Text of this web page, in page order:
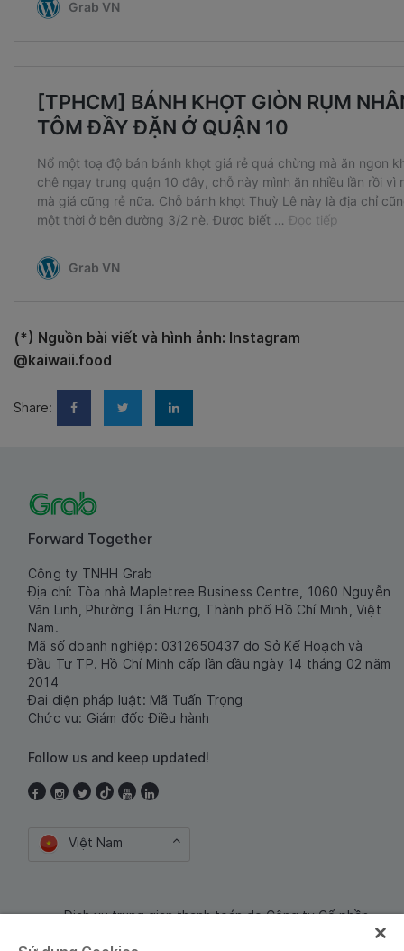
(*) Nguồn bài viết và hình ảnh: Instagram
@kaiwaii.food
Share:
Forward Together
Công ty TNHH Grab
Địa chỉ: Tòa nhà Mapletree Business Centre, 1060 Nguyễn
Văn Linh, Phường Tân Hưng, Thành phố Hồ Chí Minh, Việt
Nam.
Mã số doanh nghiệp: 0312650437 do Sở Kế Hoạch và
Đầu Tư TP. Hồ Chí Minh cấp lần đầu ngày 14 tháng 02 năm
2014
Đại diện pháp luật: Mã Tuấn Trọng
Chức vụ: Giám đốc Điều hành
Follow us and keep updated!
Việt Nam
Dịch vụ trung gian thanh toán do Công ty Cổ phần